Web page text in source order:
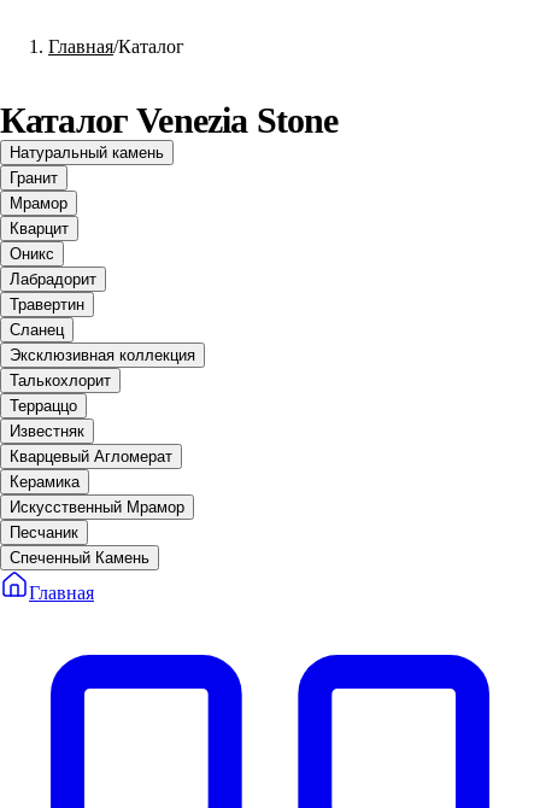
Главная Каталог
Каталог Venezia Stone
Натуральный камень
Гранит
Мрамор
Кварцит
Оникс
Лабрадорит
Травертин
Сланец
Эксклюзивная коллекция
Талькохлорит
Терраццо
Известняк
Кварцевый Агломерат
Керамика
Искусственный Мрамор
Песчаник
Спеченный Камень
Главная